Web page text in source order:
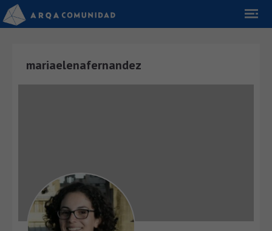
mariaelenafernandez